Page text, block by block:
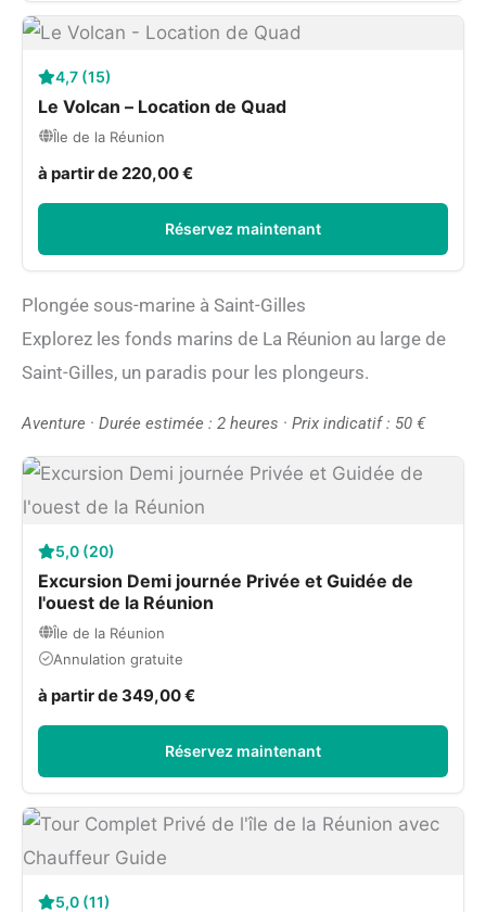
4,7 (15)
Le Volcan – Location de Quad
Île de la Réunion
à partir de 220,00 €
Réservez maintenant
Plongée sous-marine à Saint-Gilles
Explorez les fonds marins de La Réunion au large de
Saint-Gilles, un paradis pour les plongeurs.
Aventure · Durée estimée : 2 heures · Prix indicatif : 50 €
5,0 (20)
Excursion Demi journée Privée et Guidée de
l'ouest de la Réunion
Île de la Réunion
Annulation gratuite
à partir de 349,00 €
Réservez maintenant
5,0 (11)